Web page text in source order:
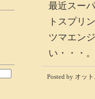
最近スー
トスプリ
ツマエン
い・・・。
Posted by オッ